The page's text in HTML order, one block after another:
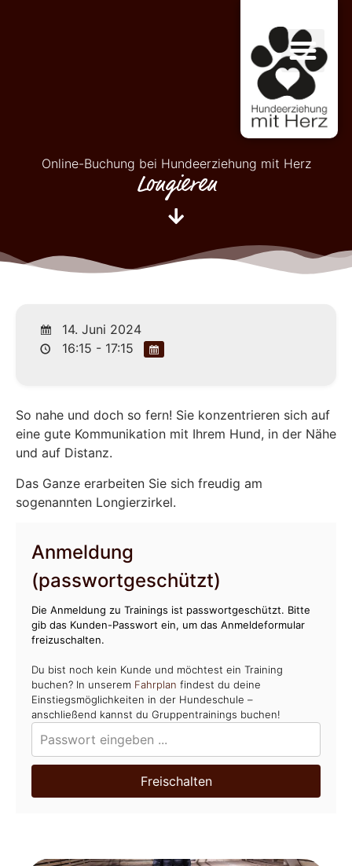
Online-Buchung bei Hundeerziehung mit Herz
Longieren
14. Juni 2024
16:15 - 17:15
So nahe und doch so fern! Sie konzentrieren sich auf
eine gute Kommunikation mit Ihrem Hund, in der Nähe
und auf Distanz.
Das Ganze erarbeiten Sie sich freudig am
sogenannten Longierzirkel.
Anmeldung
(passwortgeschützt)
Die Anmeldung zu Trainings ist passwortgeschützt. Bitte
gib das Kunden-Passwort ein, um das Anmeldeformular
freizuschalten.
Du bist noch kein Kunde und möchtest ein Training
buchen? In unserem Fahrplan findest du deine
Einstiegsmöglichkeiten in der Hundeschule –
anschließend kannst du Gruppentrainings buchen!
Freischalten